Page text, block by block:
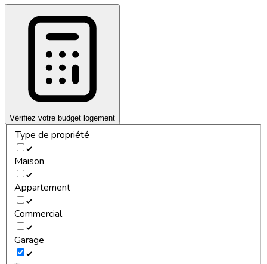
Vérifiez votre budget logement
Type de propriété
Maison
Appartement
Commercial
Garage